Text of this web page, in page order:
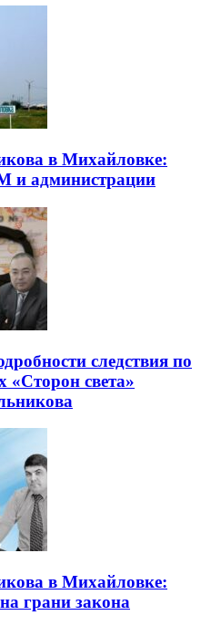
в Михайловке:
и администрации
следствия по
«Сторон света»
в Михайловке:
грани закона